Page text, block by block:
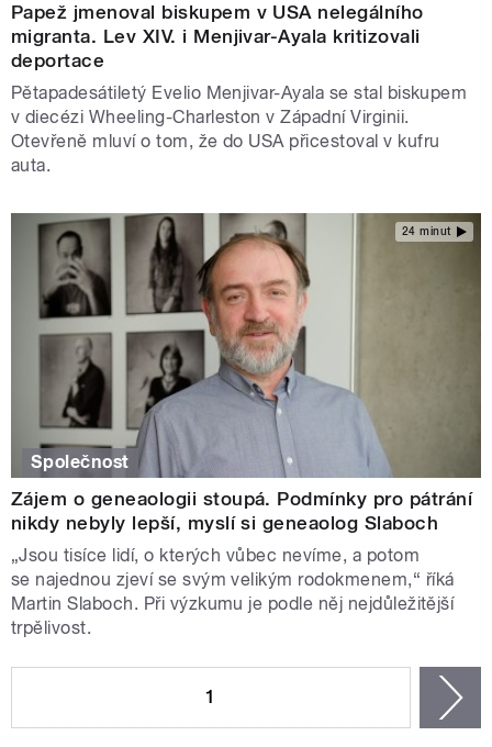
Papež jmenoval biskupem v USA nelegálního
migranta. Lev XIV. i Menjivar-Ayala kritizovali
deportace
Pětapadesátiletý Evelio Menjivar-Ayala se stal biskupem
v diecézi Wheeling-Charleston v Západní Virginii.
Otevřeně mluví o tom, že do USA přicestoval v kufru
auta.
24 minut
Společnost
Zájem o geneaologii stoupá. Podmínky pro pátrání
nikdy nebyly lepší, myslí si geneaolog Slaboch
„Jsou tisíce lidí, o kterých vůbec nevíme, a potom
se najednou zjeví se svým velikým rodokmenem,“ říká
Martin Slaboch. Při výzkumu je podle něj nejdůležitější
trpělivost.
1